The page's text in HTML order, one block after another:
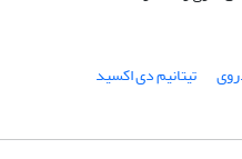
تیتانیم دی اکسید